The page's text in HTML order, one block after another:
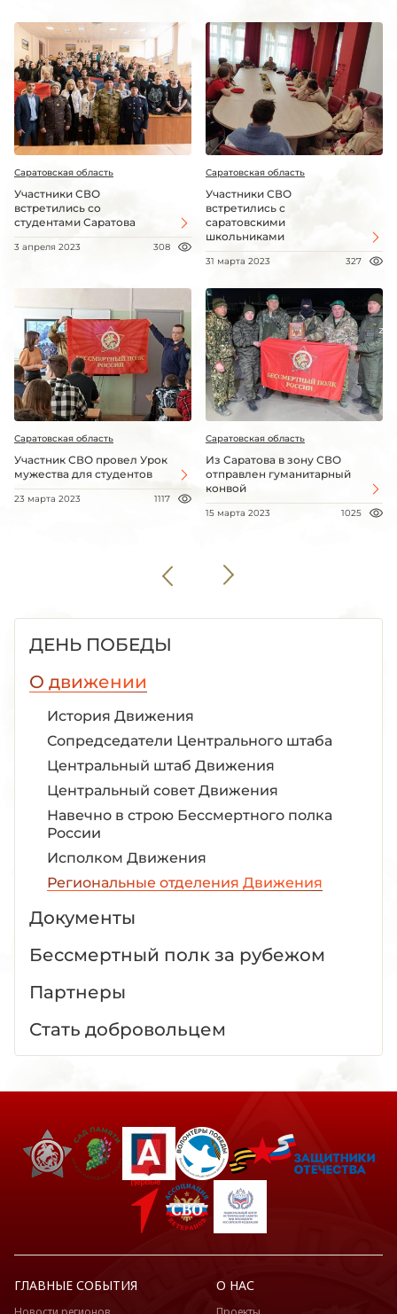
Саратовская область
Участники СВО
встретились со
студентами Саратова
3 апреля 2023 308
Саратовская область
Участники СВО
встретились с
саратовскими
школьниками
31 марта 2023 327
Саратовская область
Участник СВО провел Урок
мужества для студентов
23 марта 2023 1117
Саратовская область
Из Саратова в зону СВО
отправлен гуманитарный
конвой
15 марта 2023 1025
ДЕНЬ ПОБЕДЫ
О движении
История Движения
Сопредседатели Центрального штаба
Центральный штаб Движения
Центральный совет Движения
Навечно в строю Бессмертного полка
России
Исполком Движения
Региональные отделения Движения
Документы
Бессмертный полк за рубежом
Партнеры
Стать добровольцем
ГЛАВНЫЕ СОБЫТИЯ О НАС